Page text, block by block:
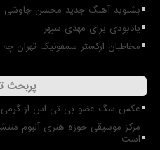
بشنوید آهنگ جدید محسن چاوشی
یادبودی برای مهدی سپهر
مخاطبان ارکستر سمفونیک تهران چه
پربحث
عکس سگ عضو بی تی اس از گرمی
مرکز موسیقی حوزه هنری آلبوم
است